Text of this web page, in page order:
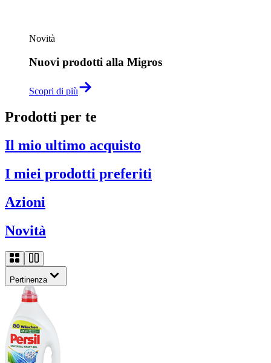
Novità
Nuovi prodotti alla Migros
Scopri di più
Prodotti per te
Il mio ultimo acquisto
I miei prodotti preferiti
Azioni
Novità
Pertinenza